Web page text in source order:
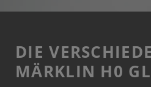
DIE
MÄRKLIN H0